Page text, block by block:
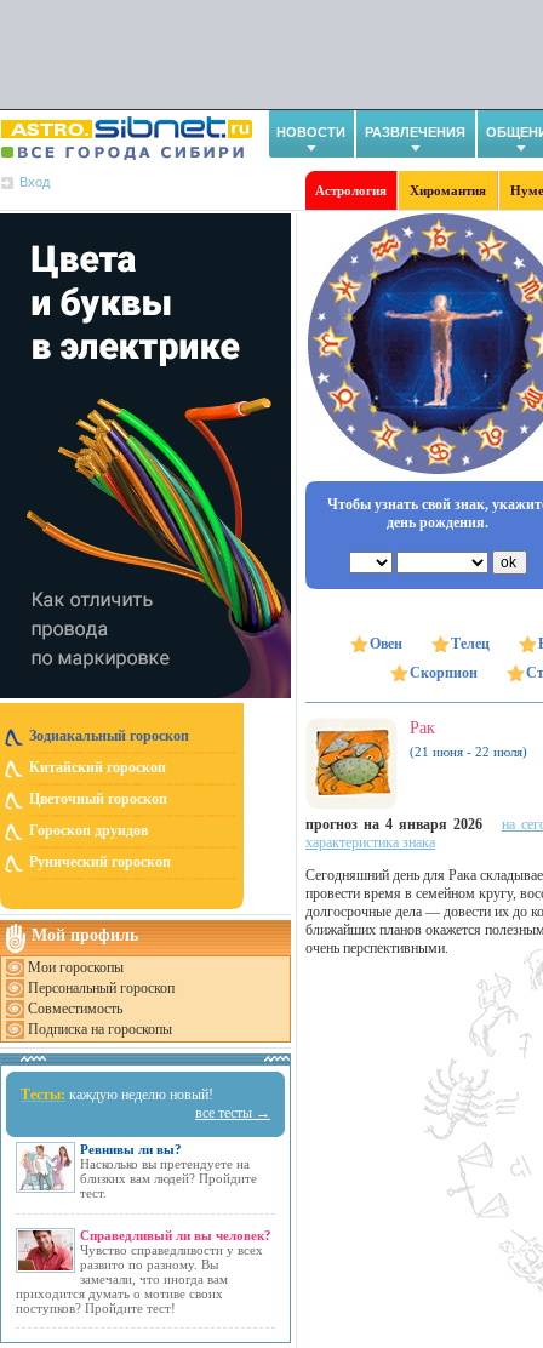
НОВОСТИ РАЗВЛЕЧЕНИЯ
Вход
Астрология Хиромантия
Зодиакальный гороскоп
Китайский гороскоп
Цветочный гороскоп
Гороскоп друидов
Рунический гороскоп
Мой профиль
Мои гороскопы
Персональный гороскоп
Совместимость
Подписка на гороскопы
Тесты: каждую неделю новый!
все тесты →
Ревнивы ли вы?
Насколько вы претендуете на
близких вам людей? Пройдите
тест.
Справедливый ли вы человек?
Чувство справедливости у всех
развито по разному. Вы
замечали, что иногда вам
приходится думать о мотиве своих
поступков? Пройдите тест!
Чтобы узнать свой знак,
день рождения.
Овен Телец
Скорпион
Рак
(21 июня - 22 июля)
прогноз на 4 января 2026
на
характеристика знака
Сегодняшний день для Рака
провести время в семейном кругу,
долгосрочные дела — довести их до
ближайших планов окажется
очень перспективными.